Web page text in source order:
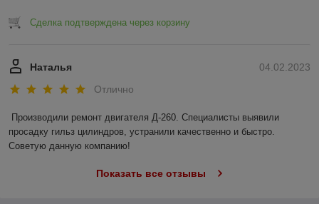
Сделка подтверждена через корзину
04.02.2023
Наталья
Отлично
Производили ремонт двигателя Д-260. Специалисты выявили
просадку гильз цилиндров, устранили качественно и быстро.
Советую данную компанию!
Показать все отзывы